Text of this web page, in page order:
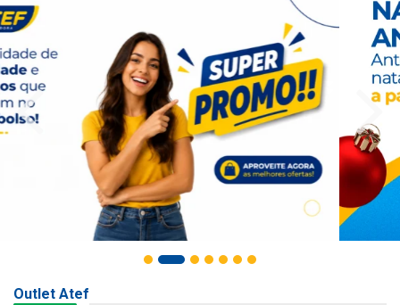
Outlet Atef